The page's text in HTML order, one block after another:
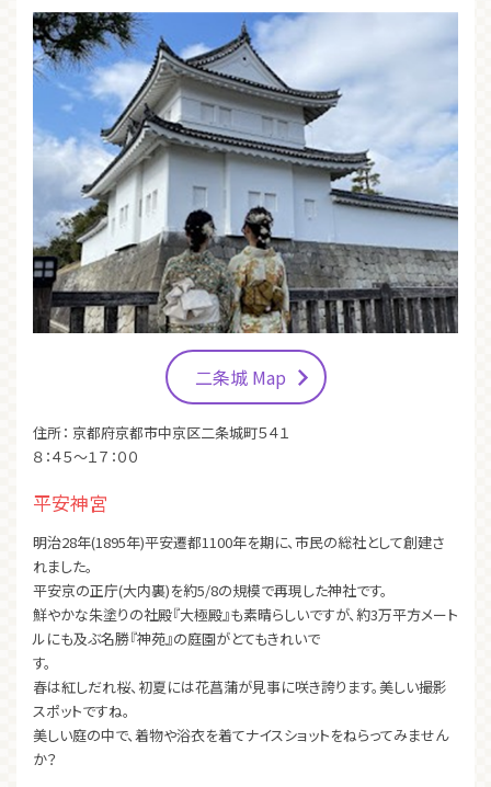
二条城 Map
住所： 京都府京都市中京区二条城町５４１
８：４５～１７：００
平安神宮
明治28年(1895年)平安遷都1100年を期に、市民の総社として創建さ
れました。
平安京の正庁(大内裏)を約5/8の規模で再現した神社です。
鮮やかな朱塗りの社殿『大極殿』も素晴らしいですが、約3万平方メート
ルにも及ぶ名勝『神苑』の庭園がとてもきれいで
す
春は紅しだれ桜、初夏には花菖蒲が見事に咲き誇ります。美しい撮影
スポットですね。
美しい庭の中で、着物や浴衣を着てナイスショットをねらってみません
か？